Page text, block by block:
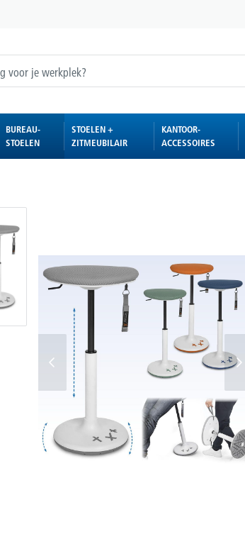
BUREAU-
STOELEN
STOELEN +
ZITMEUBILAIR
KANTOOR-
ACCESSOIRES